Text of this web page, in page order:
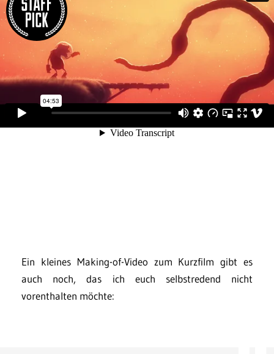
Ein kleines Making-of-Video zum Kurzfilm gibt es
auch noch, das ich euch selbstredend nicht
vorenthalten möchte: